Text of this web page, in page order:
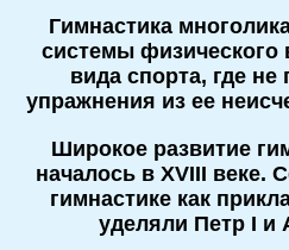
Гимнастика
системы физического
вида спорта, где
упражнения из ее
Широкое развитие
началось в XVIII веке.
гимнастике как
уделяли Петр I и